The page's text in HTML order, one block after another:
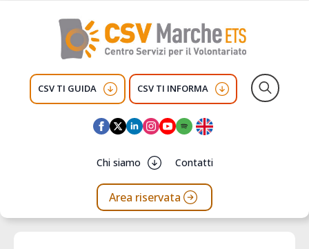
CSV TI GUIDA CSV TI INFORMA
Chi siamo Contatti
Area riservata